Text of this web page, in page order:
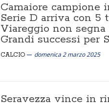
Camaiore campione
Serie D arriva con 5
Viareggio non
Grandi successi per
CALCIO domenica 2 marzo 2025
Seravezza vince in